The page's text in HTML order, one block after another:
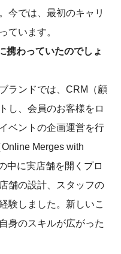
今では、最初のキャリ
ています。
携わっていたのでしょ
ランドでは、CRM（顧
し、会員のお客様をロ
ベントの企画運営を行
Merges with
中に実店舗を開くプロ
舗の設計、スタッフの
験しました。新しいこ
身のスキルが広がった